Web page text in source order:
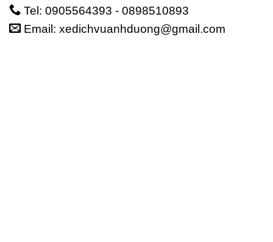
Tel: 0905564393 - 0898510893
Email: xedichvuanhduong@gmail.com